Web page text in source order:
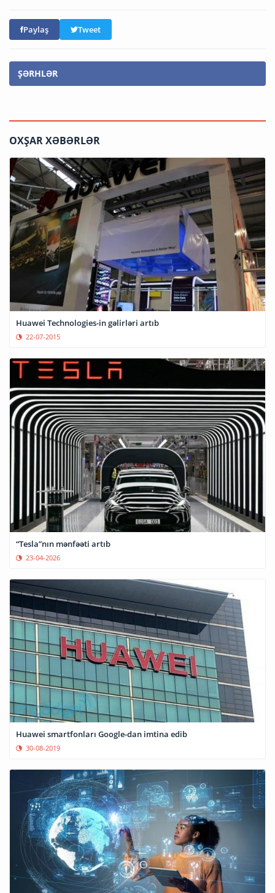
Paylaş Tweet
ŞƏRHLƏR
OXŞAR XƏBƏRLƏR
Huawei Technologies-in gəlirləri artıb
22-07-2015
“Tesla”nın mənfəəti artıb
23-04-2026
Huawei smartfonları Google-dan imtina edib
30-08-2019